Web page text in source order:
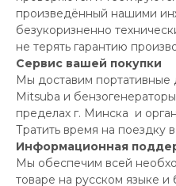
произведённый нашими
безукоризненно
не терять гарантию
Сервис вашей покупки
Мы доставим портативные
Mitsuba и
пределах г. Минска и
Тратить время на поездку
Информационная
Мы обеспечим всей
товаре на русском языке